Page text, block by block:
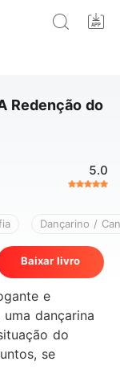
Redenção do
5.0
Dançarino /
Baixar livro
e
dançarina
do
se